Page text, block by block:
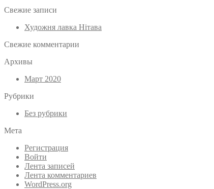
Свежие записи
Художня лавка Нітава
Свежие комментарии
Архивы
Март 2020
Рубрики
Без рубрики
Мета
Регистрация
Войти
Лента записей
Лента комментариев
WordPress.org